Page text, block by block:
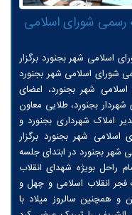
شورای اسلامی
شهر بجنورد برگزار
شورای اسلامی شهر بجنورد
شهر بجنورد، اعضای
بجنورد، طلایی معاون
املاک شهرداری بجنورد و
شهر بجنورد برگزار
بجنورد در ابتدای جلسه
راحل بویژه شهدای انقلاب
فجر انقلاب اسلامی و چهل و
و همچنین سالروز میلاد با